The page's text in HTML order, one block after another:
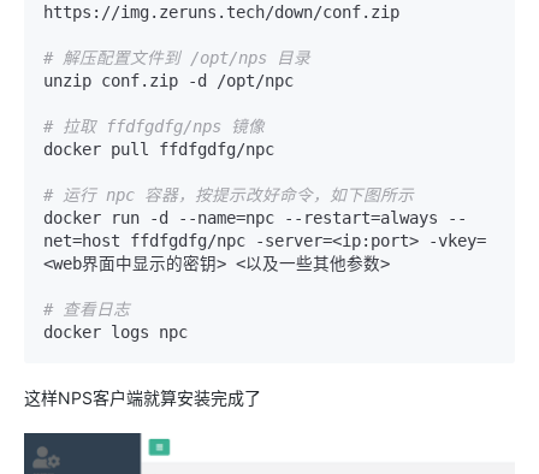
https://img.zeruns.tech/down/conf.zip
# 解压配置文件到 /opt/nps 目录
unzip conf.zip -d /opt/npc
# 拉取 ffdfgdfg/nps 镜像
docker pull ffdfgdfg/npc
# 运行 npc 容器，按提示改好命令，如下图所示
docker run -d --name=npc --restart=always --
net=host ffdfgdfg/npc -server=<ip:port> -vkey=
<web界面中显示的密钥> <以及一些其他参数>
# 查看日志
docker logs npc
这样NPS客户端就算安装完成了